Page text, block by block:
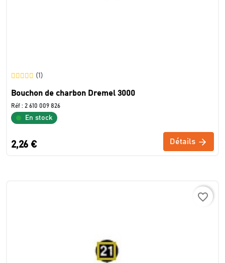
(1)
Bouchon de charbon Dremel 3000
Réf : 2 610 009 826
En stock
2,26 € Détails
favorite_border